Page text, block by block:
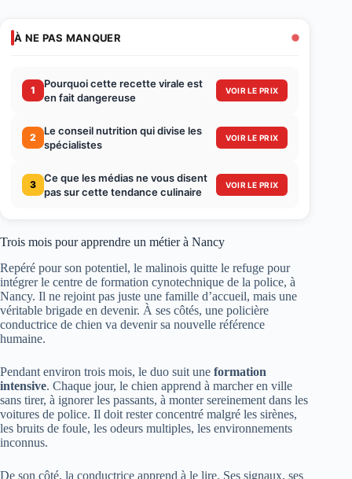
À NE PAS MANQUER
1
Pourquoi cette recette virale est
en fait dangereuse
VOIR LE PRIX
2
Le conseil nutrition qui divise les
spécialistes
VOIR LE PRIX
3
Ce que les médias ne vous disent
pas sur cette tendance culinaire
VOIR LE PRIX
Trois mois pour apprendre un métier à Nancy
Repéré pour son potentiel, le malinois quitte le refuge pour
intégrer le centre de formation cynotechnique de la police, à
Nancy. Il ne rejoint pas juste une famille d’accueil, mais une
véritable brigade en devenir. À ses côtés, une policière
conductrice de chien va devenir sa nouvelle référence
humaine.
Pendant environ trois mois, le duo suit une formation
intensive. Chaque jour, le chien apprend à marcher en ville
sans tirer, à ignorer les passants, à monter sereinement dans les
voitures de police. Il doit rester concentré malgré les sirènes,
les bruits de foule, les odeurs multiples, les environnements
inconnus.
De son côté, la conductrice apprend à le lire. Ses signaux, ses